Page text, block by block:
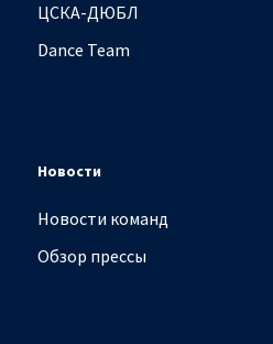
ЦСКА-ДЮБЛ
Dance Team
Новости
Новости команд
Обзор прессы